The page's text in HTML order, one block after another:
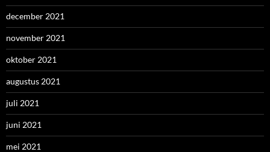
december 2021
november 2021
oktober 2021
augustus 2021
juli 2021
juni 2021
mei 2021